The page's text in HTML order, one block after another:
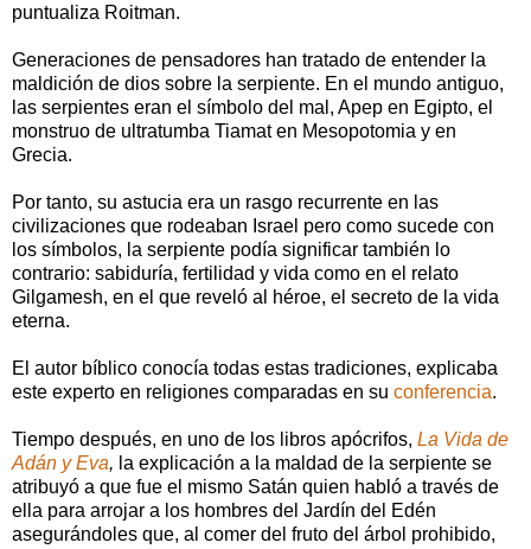
puntualiza Roitman.
Generaciones de pensadores han tratado de entender la
maldición de dios sobre la serpiente. En el mundo antiguo,
las serpientes eran el símbolo del mal, Apep en Egipto, el
monstruo de ultratumba Tiamat en Mesopotomia y en
Grecia.
Por tanto, su astucia era un rasgo recurrente en las
civilizaciones que rodeaban Israel pero como sucede con
los símbolos, la serpiente podía significar también lo
contrario: sabiduría, fertilidad y vida como en el relato
Gilgamesh, en el que reveló al héroe, el secreto de la vida
eterna.
El autor bíblico conocía todas estas tradiciones, explicaba
este experto en religiones comparadas en su conferencia.
Tiempo después, en uno de los libros apócrifos, La Vida de
Adán y Eva, la explicación a la maldad de la serpiente se
atribuyó a que fue el mismo Satán quien habló a través de
ella para arrojar a los hombres del Jardín del Edén
asegurándoles que, al comer del fruto del árbol prohibido,